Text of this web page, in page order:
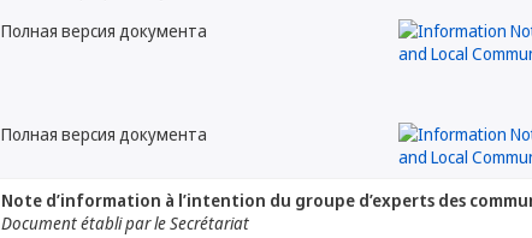
Полная версия документа
Полная версия документа
Note d’information à l’intention du groupe d’experts des
Document établi par le Secrétariat